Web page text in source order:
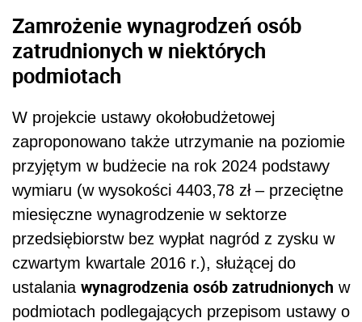
Zamrożenie wynagrodzeń osób
zatrudnionych w niektórych
podmiotach
W projekcie ustawy okołobudżetowej
zaproponowano także utrzymanie na poziomie
przyjętym w budżecie na rok 2024 podstawy
wymiaru (w wysokości 4403,78 zł – przeciętne
miesięczne wynagrodzenie w sektorze
przedsiębiorstw bez wypłat nagród z zysku w
czwartym kwartale 2016 r.), służącej do
ustalania wynagrodzenia osób zatrudnionych w
podmiotach podlegających przepisom ustawy o